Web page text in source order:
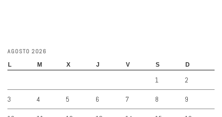
AGOSTO 2026
L M X J V S D
1 2
3 4 5 6 7 8 9